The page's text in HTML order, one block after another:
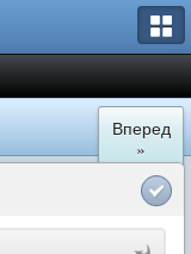
Вперед
»